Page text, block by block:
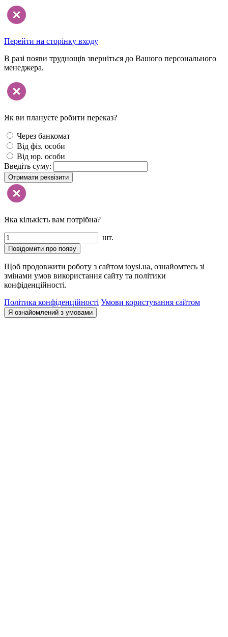
Перейти на сторінку входу
В разі появи труднощів зверніться до Вашого персонального
менеджера.
Як ви плануєте робити переказ?
Через банкомат
Від фіз. особи
Від юр. особи
Введіть суму:
Отримати реквізити
Яка кількість вам потрібна?
шт.
Повідомити про появу
Щоб продовжити роботу з сайтом toysi.ua, ознайомтесь зі
змінами умов використання сайту та політики
конфіденційності.
Політика конфіденційності Умови користування сайтом
Я ознайомлений з умовами